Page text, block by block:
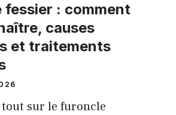
fessier : comment
causes
et traitements
tout sur le furoncle